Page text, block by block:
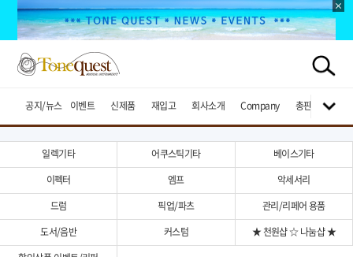
공지/뉴스 이벤트 신제품 재입고 회사소개 Company 총판브랜드
일렉기타 어쿠스틱기타
베이스기타
이펙터
엠프
악세서리
드럼
픽업/파츠
관리/리페어 용품
도서/음반
커스텀
★ 천원샵 ☆ 나눔샵 ★